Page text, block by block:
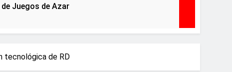
Juegos de Azar
artísticas en París
tecnológica de RD